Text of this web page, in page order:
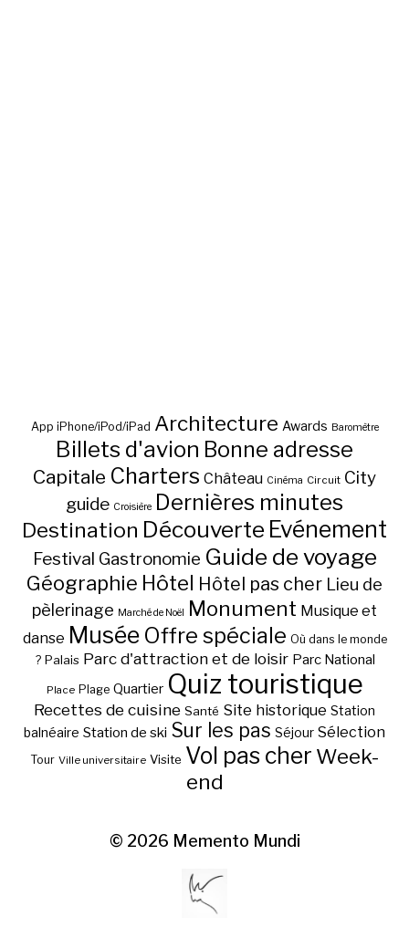
App iPhone/iPod/iPad Architecture Awards Baromètre
Billets d'avion Bonne adresse
Capitale Charters Château Cinéma Circuit City
guide Croisière Dernières minutes
Destination Découverte Evénement
Festival Gastronomie Guide de voyage
Géographie Hôtel Hôtel pas cher Lieu de
pèlerinage Marché de Noël Monument Musique et
danse Musée Offre spéciale Où dans le monde
? Palais Parc d'attraction et de loisir Parc National
Place Plage Quartier Quiz touristique
Recettes de cuisine Santé Site historique Station
balnéaire Station de ski Sur les pas Séjour Sélection
Tour Ville universitaire Visite Vol pas cher Week-
end
© 2026 Memento Mundi